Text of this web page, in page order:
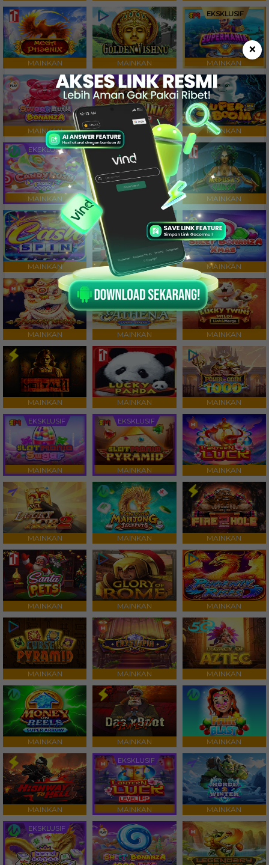
×
MAINKAN MAINKAN
EKSKLUSIF
MAINKAN
MAINKAN
EKSKLUSIF
MAINKAN MAINKAN
EKSKLUSIF
MAINKAN MAINKAN
MAINKAN MAINKAN MAINKAN
MAINKAN MAINKAN MAINKAN
MAINKAN MAINKAN MAINKAN
EKSKLUSIF
MAINKAN
EKSKLUSIF
MAINKAN MAINKAN
MAINKAN MAINKAN MAINKAN
MAINKAN MAINKAN MAINKAN
MAINKAN MAINKAN MAINKAN
MAINKAN MAINKAN MAINKAN
MAINKAN
EKSKLUSIF
MAINKAN MAINKAN
EKSKLUSIF